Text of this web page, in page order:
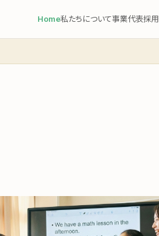
Home私たちについて事業代表採用